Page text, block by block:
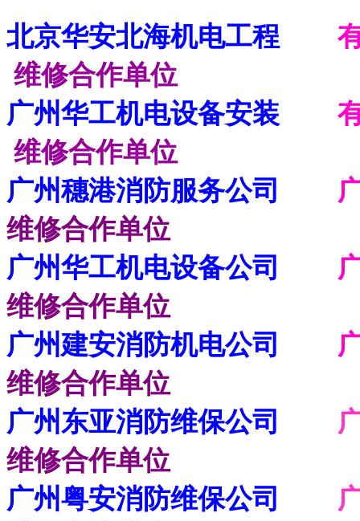
北京华安北海机电工程
维修合作单位
广州华工机电设备安装
维修合作单位
广州穗港消防服务公司
维修合作单位
广州华工机电设备公司
维修合作单位
广州建安消防机电公司
广
维修合作单位
广州东亚消防维保公司
广
维修合作单位
广州粤安消防维保公司